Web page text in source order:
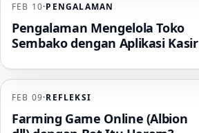
FEB 10·PENGALAMAN
Pengalaman Mengelola Toko
Sembako dengan Aplikasi Kasir
FEB 09·REFLEKSI
Farming Game Online (Albion